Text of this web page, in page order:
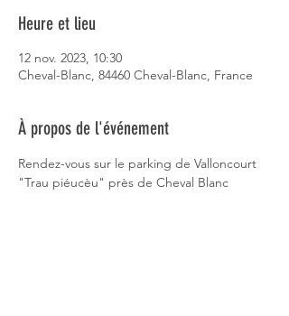
Heure et lieu
12 nov. 2023, 10:30
Cheval-Blanc, 84460 Cheval-Blanc, France
À propos de l'événement
Rendez-vous sur le parking de Valloncourt
"Trau piéucèu" près de Cheval Blanc